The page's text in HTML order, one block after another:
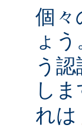
個々
ょう
う
し
れは